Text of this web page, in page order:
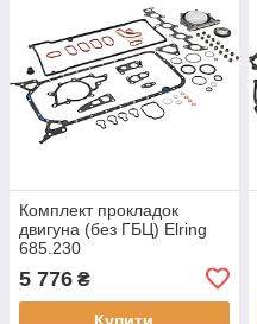
Комплект прокладок
двигуна (без ГБЦ) Elring
685.230
5 776 ₴